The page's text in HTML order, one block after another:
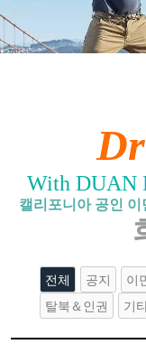
With DUAN
캘리포니아 공인
전체 공지 이
탈북＆인권
기